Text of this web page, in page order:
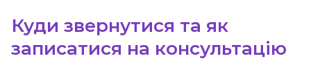
Куди звернутися та як
записатися на консультацію